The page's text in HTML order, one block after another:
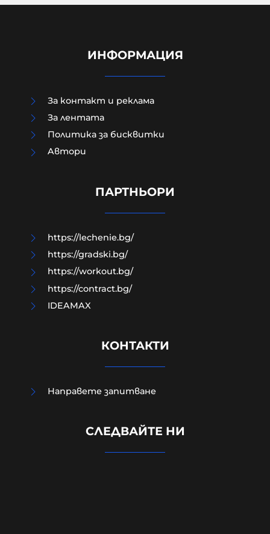
Бунт срещу капитализма:
младите американци и
социализма
Руснаците удариха
Киев, произвеждащо части за
ИНФОРМАЦИЯ
За контакт и реклама
За лентата
Политика за бисквитки
Aвтори
ПАРТНЬОРИ
https://lechenie.bg/
https://gradski.bg/
https://workout.bg/
https://contract.bg/
IDEAMAX
КОНТАКТИ
Направете запитване
СЛЕДВАЙТЕ НИ